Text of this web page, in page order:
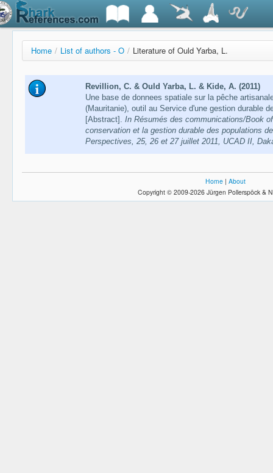
Home / List of authors - O / Literature of Ould Yarba, L.
Revillion, C. & Ould Yarba, L. & Kide, A. (2011)
Une base de donnees spatiale sur la pêche
(Mauritanie), outil au Service d'une gestion durable
[Abstract]. In Résumés des communications/Book
conservation et la gestion durable des populations
Perspectives, 25, 26 et 27 juillet 2011, UCAD II,
Home | About
Copyright © 2009-2026 Jürgen Pollerspöck &